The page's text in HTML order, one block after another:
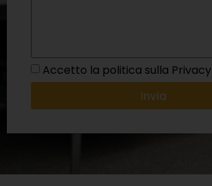
Accetto la politica sulla Privacy
Invia